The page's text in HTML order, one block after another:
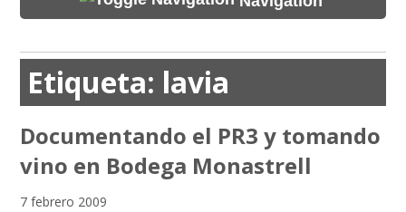
Etiqueta: lavia
Documentando el PR3 y tomando
vino en Bodega Monastrell
7 febrero 2009